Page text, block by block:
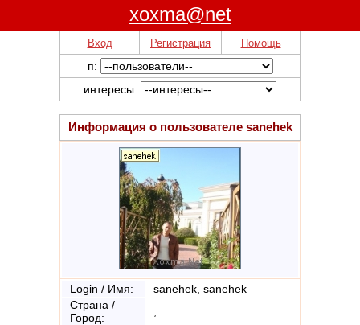
xoxma@net
Вход Регистрация Помощь
п:
интересы:
Информация о пользователе sanehek
Login / Имя:
sanehek, sanehek
Страна /
Город: